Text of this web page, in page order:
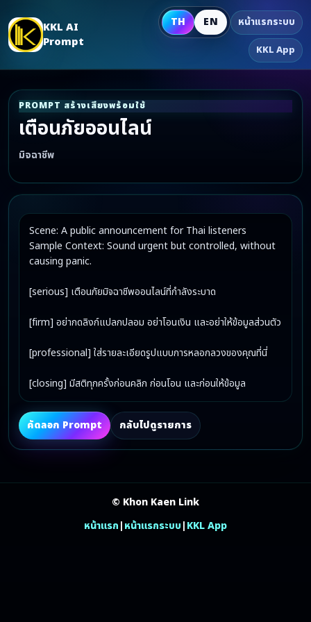
KKL AI
Prompt
TH EN หน้าแรกระบบ
KKL App
PROMPT สร้างเสียงพร้อมใช้
เตือนภัยออนไลน์
มิจฉาชีพ
Scene: A public announcement for Thai listeners
Sample Context: Sound urgent but controlled, without
causing panic.
[serious] เตือนภัยมิจฉาชีพออนไลน์ที่กำลังระบาด
[firm] อย่ากดลิงก์แปลกปลอม อย่าโอนเงิน และอย่าให้ข้อมูลส่วนตัว
[professional] ใส่รายละเอียดรูปแบบการหลอกลวงของคุณที่นี่
[closing] มีสติทุกครั้งก่อนคลิก ก่อนโอน และก่อนให้ข้อมูล
คัดลอก Prompt กลับไปดูรายการ
© Khon Kaen Link
หน้าแรก|หน้าแรกระบบ|KKL App